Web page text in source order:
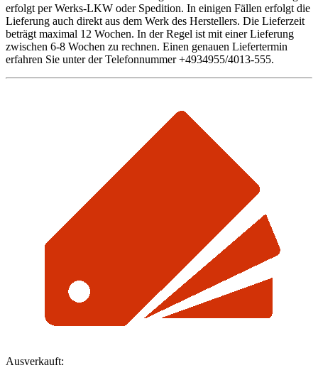
erfolgt per Werks-LKW oder Spedition. In einigen Fällen erfolgt die
Lieferung auch direkt aus dem Werk des Herstellers. Die Lieferzeit
beträgt maximal 12 Wochen. In der Regel ist mit einer Lieferung
zwischen 6-8 Wochen zu rechnen. Einen genauen Liefertermin
erfahren Sie unter der Telefonnummer +4934955/4013-555.
Ausverkauft: